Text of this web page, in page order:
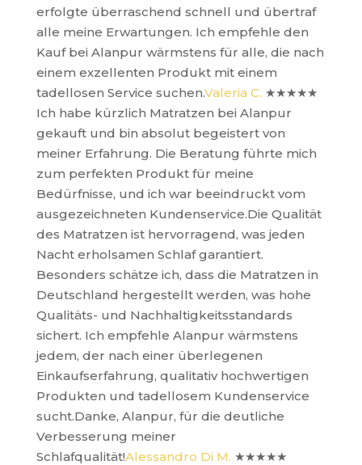
erfolgte überraschend schnell und übertraf
alle meine Erwartungen. Ich empfehle den
Kauf bei Alanpur wärmstens für alle, die nach
einem exzellenten Produkt mit einem
tadellosen Service suchen.Valeria C. ★★★★★
Ich habe kürzlich Matratzen bei Alanpur
gekauft und bin absolut begeistert von
meiner Erfahrung. Die Beratung führte mich
zum perfekten Produkt für meine
Bedürfnisse, und ich war beeindruckt vom
ausgezeichneten Kundenservice.Die Qualität
des Matratzen ist hervorragend, was jeden
Nacht erholsamen Schlaf garantiert.
Besonders schätze ich, dass die Matratzen in
Deutschland hergestellt werden, was hohe
Qualitäts- und Nachhaltigkeitsstandards
sichert. Ich empfehle Alanpur wärmstens
jedem, der nach einer überlegenen
Einkaufserfahrung, qualitativ hochwertigen
Produkten und tadellosem Kundenservice
sucht.Danke, Alanpur, für die deutliche
Verbesserung meiner
Schlafqualität!Alessandro Di M. ★★★★★